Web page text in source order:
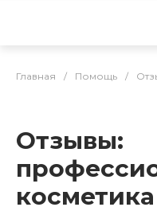
Главная / Помощь /
Отзывы: